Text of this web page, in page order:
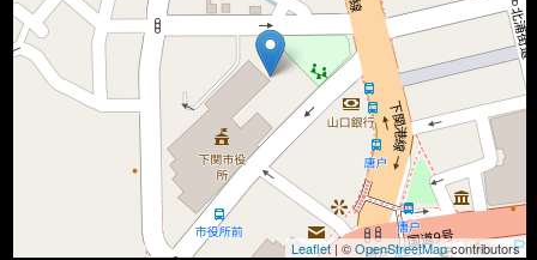
Leaflet| ©OpenStreetMapcontributors